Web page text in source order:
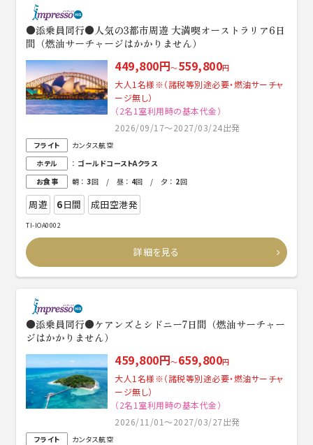
●添乗員同行●人気の3都市周遊 大満喫オーストラリア6日
間（燃油サーチャージはかかりません）
449,800円～559,800円
大人1名様※（諸税等別途必要・燃油サーチャ
ージ無し）
（2名1室利用時の基本代金）
2026/09/17～2027/03/24出発
フライト
カンタス航空
ホテル
： ゴールドコーストAクラス
お食事
朝 ：3回 / 昼 ： 4回 / 夕 ： 2回
周遊 6日間 成田空港発
TI-IOA0002
詳細を見る
●添乗員同行●ケアンズとシドニー7日間（燃油サーチャー
ジはかかりません）
459,800円～659,800円
大人1名様※（諸税等別途必要・燃油サーチャ
ージ無し）
（2名1室利用時の基本代金）
2026/11/01～2027/03/27出発
フライト
カンタス航空